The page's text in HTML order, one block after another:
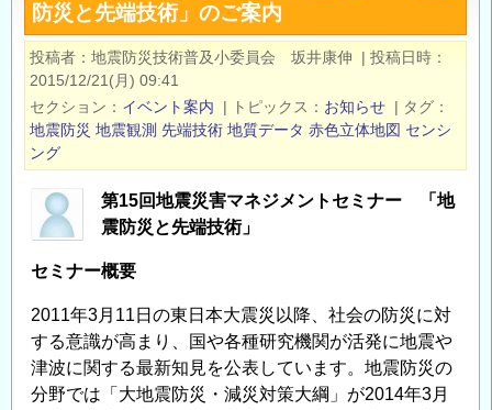
西
山
記
念
技
術
座
「鉄
鋼
製
造
プ
ロ
防災と先端技術」のご案内
投稿者 地震防災技術普及小委員会 坂井康伸 | 投稿日時
2015/12/21(月) 09:41
セクション
イベント案内 | トピックス お知らせ | タグ
地震防災 地震観測 先端技術 地質データ 赤色立体地図 センシ
ング
第15回地震災害マネジメントセミナー 「地
震防災と先端技術」
セミナー概要
2011年3月11日の東日本大震災以降、社会の防災に対
する意識が高まり、国や各種研究機関が活発に地震や
津波に関する最新知見を公表しています。地震防災の
分野では「大地震防災・減災対策大綱」が2014年3月